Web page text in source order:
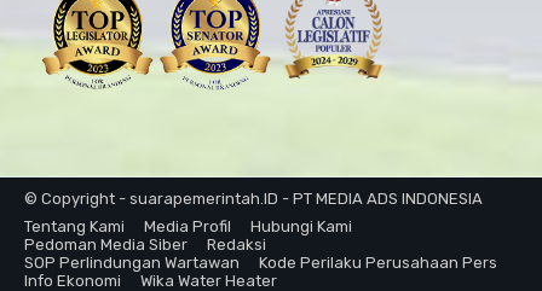
© Copyright - suarapemerintah.ID - PT MEDIA ADS INDONESIA
Tentang Kami
Media Profil
Hubungi Kami
Pedoman Media Siber
Redaksi
SOP Perlindungan Wartawan
Kode Perilaku Perusahaan Pers
Info Ekonomi
Wika Water Heater